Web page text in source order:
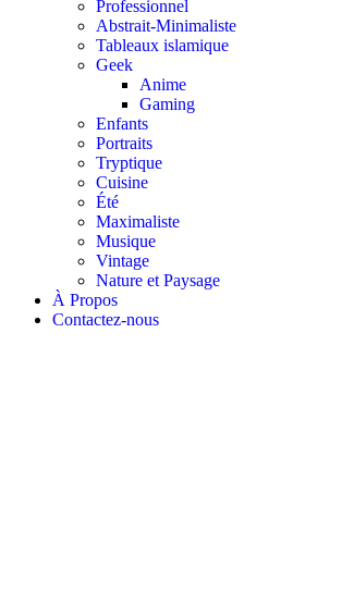
Professionnel
Abstrait-Minimaliste
Tableaux islamique
Geek
Anime
Gaming
Enfants
Portraits
Tryptique
Cuisine
Été
Maximaliste
Musique
Vintage
Nature et Paysage
À Propos ​
Contactez-nous